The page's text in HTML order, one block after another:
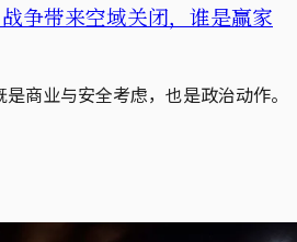
争带来空域关闭，谁是赢家
商业与安全考虑，也是政治动作。